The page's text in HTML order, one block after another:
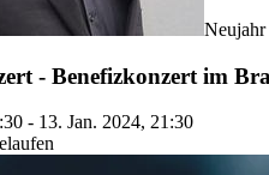
Neujahr
- Benefizkonzert im
- 13. Jan. 2024, 21:30